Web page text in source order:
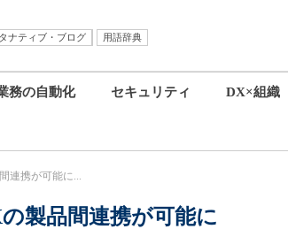
ナティブ・ブログ
用語辞典
務の自動化 セキュリティ DX×組織
連携が可能に...
製品間連携が可能に